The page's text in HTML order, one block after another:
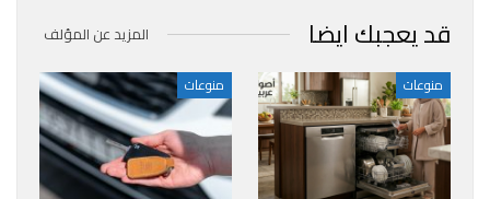
قد يعجبك ايضا المزيد عن المؤلف
منوعات منوعات